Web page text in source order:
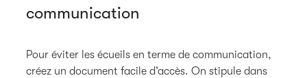
communication
Pour éviter les écueils en terme de communication,
créez un document facile d’accès. On stipule dans